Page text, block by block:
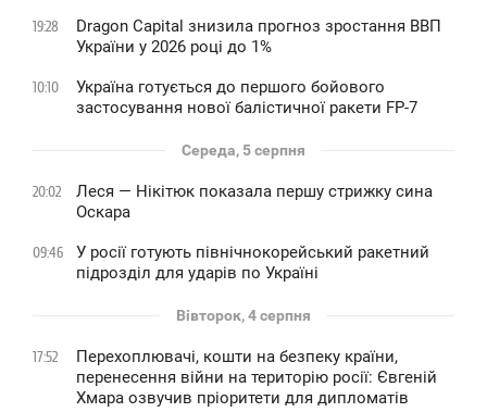
19:28
Dragon Capital знизила прогноз зростання ВВП
України у 2026 році до 1%
10:10
Україна готується до першого бойового
застосування нової балістичної ракети FP-7
Середа, 5 серпня
20:02
Леся — Нікітюк показала першу стрижку сина
Оскара
09:46
У росії готують північнокорейський ракетний
підрозділ для ударів по Україні
Вівторок, 4 серпня
17:52
Перехоплювачі, кошти на безпеку країни,
перенесення війни на територію росії: Євгеній
Хмара озвучив пріоритети для дипломатів